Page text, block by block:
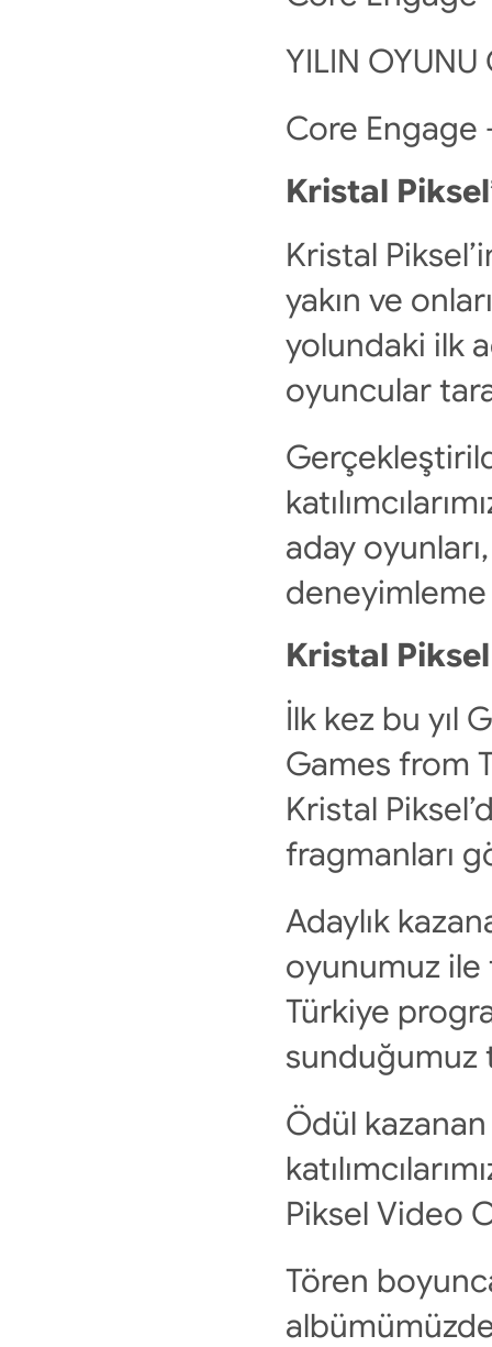
YILIN OYUNU
Core Engage
Kristal
Kristal
yakın ve
yolundaki ilk
oyuncular
aday
deneyimleme
Kristal
İlk kez bu yıl
Games from
Kristal
fragmanları
Adaylık
oyunumuz
Türkiye
sunduğumuz
Ödül
Piksel Video
Tören